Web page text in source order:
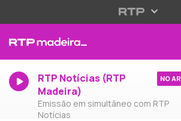
RTP Notícias (RTP
Madeira)
Emissão em simultâneo com RTP
Notícias
NO AR